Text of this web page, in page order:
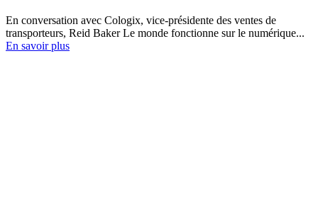
En conversation avec Cologix, vice-présidente des ventes de
transporteurs, Reid Baker Le monde fonctionne sur le numérique...
En savoir plus